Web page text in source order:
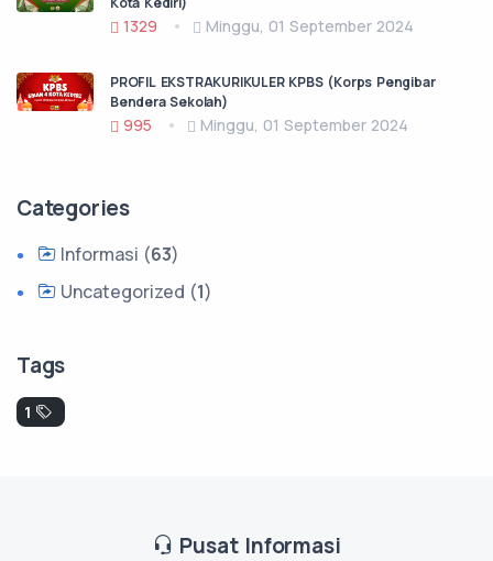
1329 Minggu, 01 September 2024
PROFIL EKSTRAKURIKULER KPBS (Korps Pengibar
Bendera Sekolah)
995 Minggu, 01 September 2024
Categories
Informasi (63)
Uncategorized (1)
Tags
1
Pusat Informasi